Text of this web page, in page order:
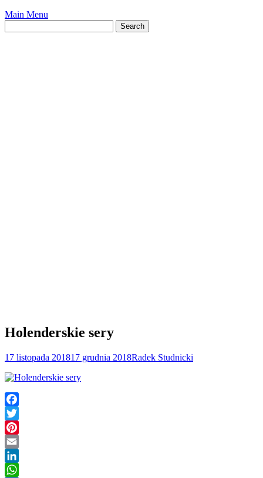
Main Menu
Holenderskie sery
17 listopada 201817 grudnia 2018Radek Studnicki
Facebook
Twitter
Pinterest
Email
LinkedIn